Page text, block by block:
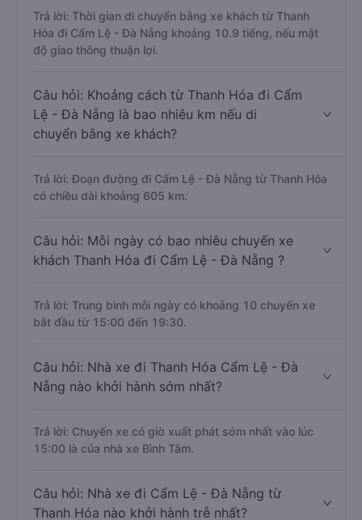
Trả lời: Thời gian di chuyển bằng xe khách từ Thanh
Hóa đi Cẩm Lệ - Đà Nẵng khoảng 10.9 tiếng, nếu mật
độ giao thông thuận lợi.
Câu hỏi: Khoảng cách từ Thanh Hóa đi Cẩm
Lệ - Đà Nẵng là bao nhiêu km nếu di
chuyển bằng xe khách?
Trả lời: Đoạn đường đi Cẩm Lệ - Đà Nẵng từ Thanh Hóa
có chiều dài khoảng 605 km.
Câu hỏi: Mỗi ngày có bao nhiêu chuyến xe
khách Thanh Hóa đi Cẩm Lệ - Đà Nẵng ?
Trả lời: Trung bình mỗi ngày có khoảng 10 chuyến xe
bắt đầu từ 15:00 đến 19:30.
Câu hỏi: Nhà xe đi Thanh Hóa Cẩm Lệ - Đà
Nẵng nào khởi hành sớm nhất?
Trả lời: Chuyến xe có giờ xuất phát sớm nhất vào lúc
15:00 là của nhà xe Bình Tâm.
Câu hỏi: Nhà xe đi Cẩm Lệ - Đà Nẵng từ
Thanh Hóa nào khởi hành trễ nhất?